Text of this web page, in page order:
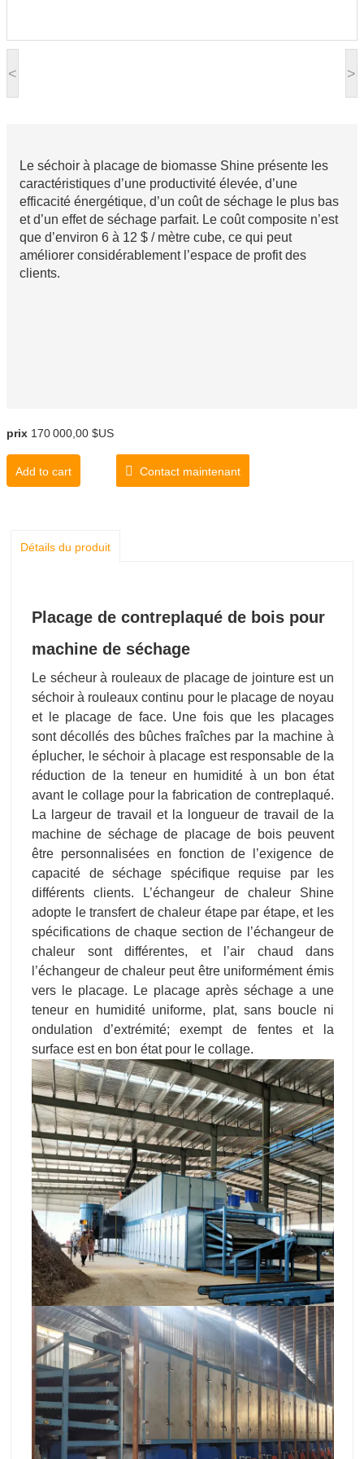
< >
Le séchoir à placage de biomasse Shine présente les
caractéristiques d’une productivité élevée, d’une
efficacité énergétique, d’un coût de séchage le plus bas
et d’un effet de séchage parfait. Le coût composite n’est
que d’environ 6 à 12 $ / mètre cube, ce qui peut
améliorer considérablement l’espace de profit des
clients.
prix 170 000,00 $US
Add to cart Contact maintenant
Détails du produit
Placage de contreplaqué de bois pour
machine de séchage
Le sécheur à rouleaux de placage de jointure est un
séchoir à rouleaux continu pour le placage de noyau
et le placage de face. Une fois que les placages
sont décollés des bûches fraîches par la machine à
éplucher, le séchoir à placage est responsable de la
réduction de la teneur en humidité à un bon état
avant le collage pour la fabrication de contreplaqué.
La largeur de travail et la longueur de travail de la
machine de séchage de placage de bois peuvent
être personnalisées en fonction de l’exigence de
capacité de séchage spécifique requise par les
différents clients. L’échangeur de chaleur Shine
adopte le transfert de chaleur étape par étape, et les
spécifications de chaque section de l’échangeur de
chaleur sont différentes, et l’air chaud dans
l’échangeur de chaleur peut être uniformément émis
vers le placage. Le placage après séchage a une
teneur en humidité uniforme, plat, sans boucle ni
ondulation d’extrémité; exempt de fentes et la
surface est en bon état pour le collage.